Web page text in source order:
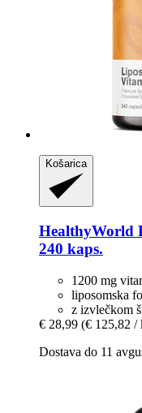
Košarica
HealthyWorld
240 kaps.
1200 mg
liposomska
z izvlečkom
€ 28,99 (€ 125,82 /
Dostava do 11